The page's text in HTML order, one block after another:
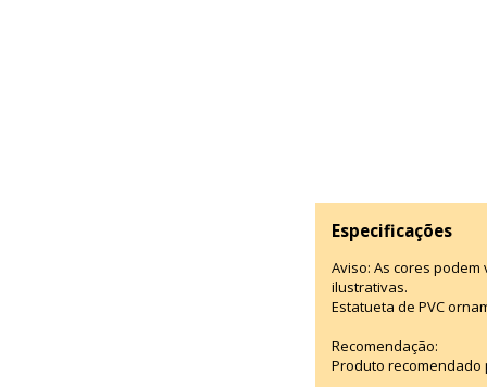
Especificações
Aviso: As cores
ilustrativas.
Estatueta de PVC
Recomendação:
Produto recomendado